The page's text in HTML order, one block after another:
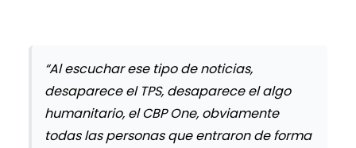
“Al escuchar ese tipo de noticias,
desaparece el TPS, desaparece el algo
humanitario, el CBP One, obviamente
todas las personas que entraron de forma